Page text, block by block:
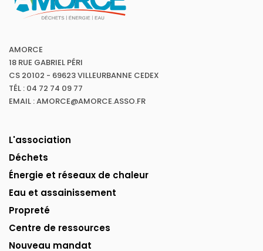
AMORCE
18 RUE GABRIEL PÉRI
CS 20102 - 69623 VILLEURBANNE CEDEX
TÉL : 04 72 74 09 77
EMAIL : AMORCE@AMORCE.ASSO.FR
L'association
Déchets
Énergie et réseaux de chaleur
Eau et assainissement
Propreté
Centre de ressources
Nouveau mandat